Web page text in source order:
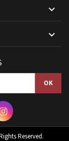


Reserved.